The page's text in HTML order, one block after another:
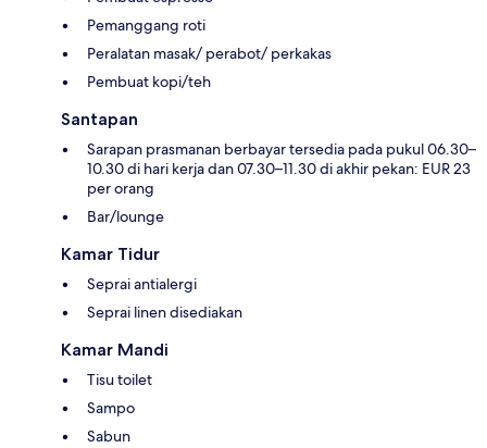
Pemanggang roti
Peralatan masak/ perabot/ perkakas
Pembuat kopi/teh
Santapan
Sarapan prasmanan berbayar tersedia pada pukul 06.30–
10.30 di hari kerja dan 07.30–11.30 di akhir pekan: EUR 23
per orang
Bar/lounge
Kamar Tidur
Seprai antialergi
Seprai linen disediakan
Kamar Mandi
Tisu toilet
Sampo
Sabun